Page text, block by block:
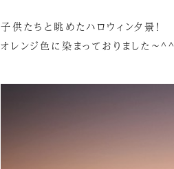
子供たちと眺めたハロウィン夕景！
オレンジ色に染まっておりました～^^